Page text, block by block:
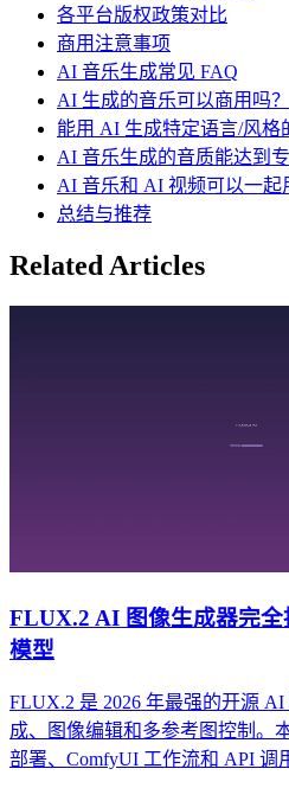
各平台版权政策对比
商用注意事项
AI 音乐生成常见 FAQ
AI 生成的音乐可以商用吗？
能用 AI 生成特定语言/风格
AI 音乐生成的音质能达到专
AI 音乐和 AI 视频可以一起
总结与推荐
Related Articles
FLUX.2 AI 图像生成器完全
模型
FLUX.2 是 2026 年最强的开源
成、图像编辑和多参考图控制。
部署、ComfyUI 工作流和 API 调